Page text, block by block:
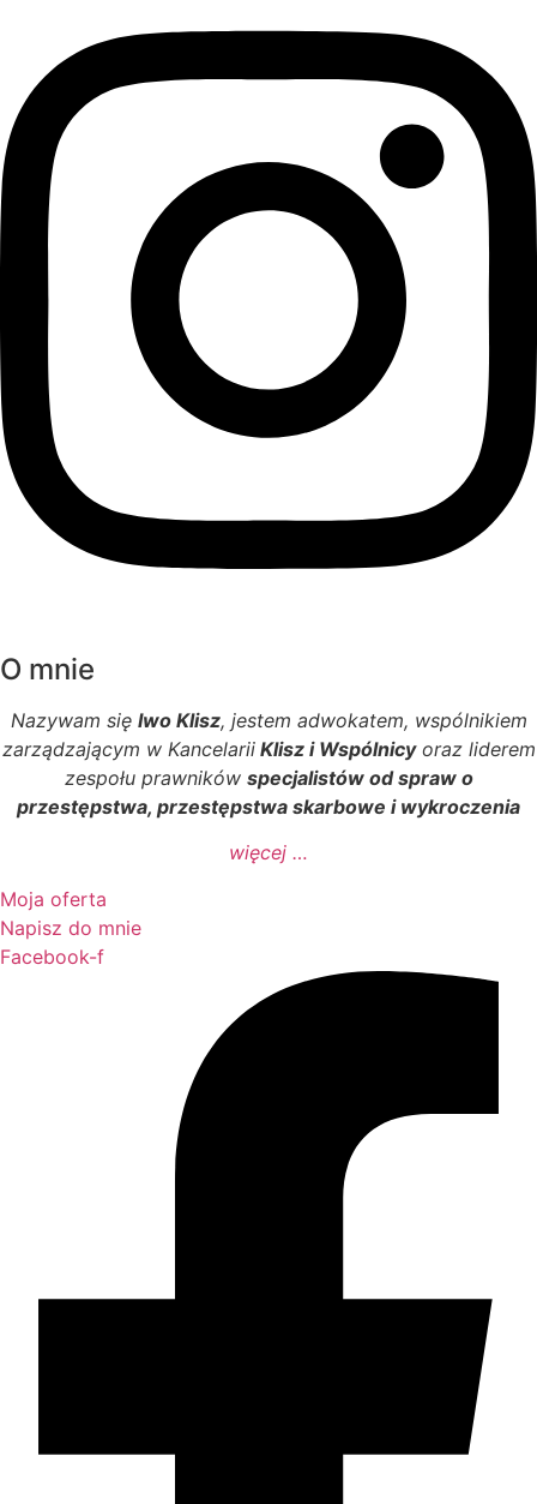
O mnie
Nazywam się Iwo Klisz, jestem adwokatem, wspólnikiem
zarządzającym w KancelariiKlisz i Wspólnicyoraz liderem
zespołu prawników specjalistów od spraw o
przestępstwa, przestępstwa skarbowe i wykroczenia
więcej …
Moja oferta
Napisz do mnie
Facebook-f